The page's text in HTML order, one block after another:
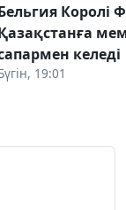
Королі
келеді
19:01